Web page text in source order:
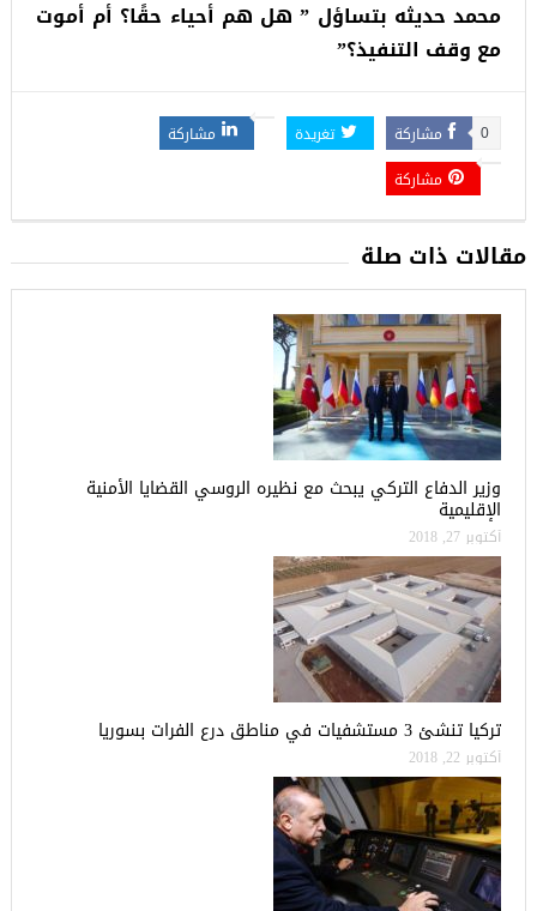
محمد حديثه بتساؤل ” هل هم أحياء حقًا؟ أم أموت
مع وقف التنفيذ؟”
مشاركة 0 تغريدة
مشاركة
مشاركة
مقالات ذات صلة
وزير الدفاع التركي يبحث مع نظيره الروسي القضايا الأمنية
الإقليمية
أكتوبر 27, 2018
تركيا تنشئ 3 مستشفيات في مناطق درع الفرات بسوريا
أكتوبر 22, 2018